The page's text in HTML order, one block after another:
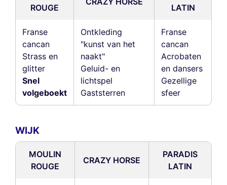
ROUGE
LATIN
Franse
cancan
Strass en
glitter
Snel
volgeboekt
Ontkleding
"kunst van het
naakt"
Geluid- en
lichtspel
Gaststerren
Franse
cancan
Acrobaten
en dansers
Gezellige
sfeer
WIJK
MOULIN
ROUGE
CRAZY HORSE
PARADIS
LATIN